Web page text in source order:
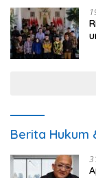
Berita Hukum